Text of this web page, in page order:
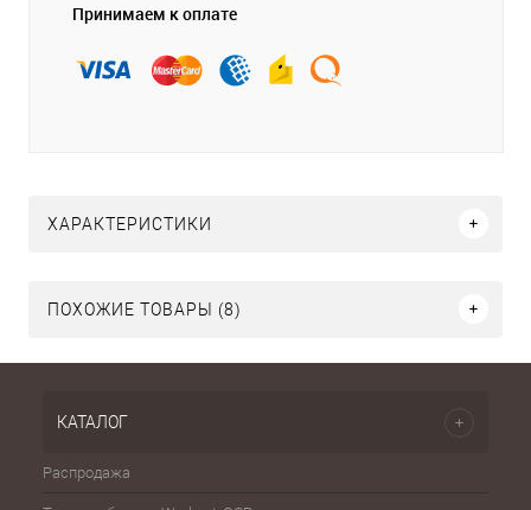
Принимаем к оплате
ХАРАКТЕРИСТИКИ
ПОХОЖИЕ ТОВАРЫ (8)
КАТАЛОГ
Распродажа